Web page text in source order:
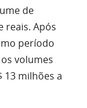
de
reais. Após
período
volumes
13 milhões a